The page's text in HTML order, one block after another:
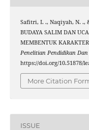
Safitri, I. ., Naqiyah, N. .,
BUDAYA SALIM DAN
MEMBENTUK
Penelitian Pendidikan
https://doi.org/10.51878/
More Citation
ISSUE